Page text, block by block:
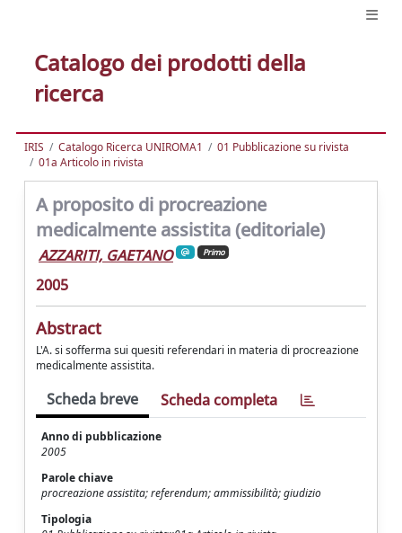
Catalogo dei prodotti della
ricerca
IRIS Catalogo Ricerca UNIROMA1
01 Pubblicazione su rivista
01a Articolo in rivista
A proposito di procreazione
medicalmente assistita (editoriale)
AZZARITI, GAETANO Primo
2005
Abstract
L'A. si sofferma sui quesiti referendari in materia di procreazione
medicalmente assistita.
Scheda breve Scheda completa
Anno di pubblicazione
2005
Parole chiave
procreazione assistita; referendum; ammissibilità; giudizio
Tipologia